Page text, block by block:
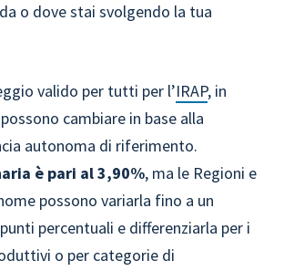
o dove stai svolgendo la tua
valido per tutti per l’IRAP, in
cambiare in base alla
autonoma di riferimento.
è pari al 3,90%, ma le Regioni e
possono variarla fino a un
percentuali e differenziarla per i
o per categorie di